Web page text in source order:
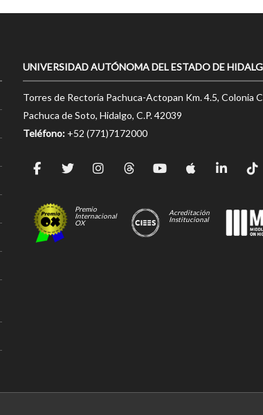
UNIVERSIDAD AUTÓNOMA DEL ESTADO DE
Torres de Rectoría Pachuca-Actopan Km. 4.5, Colonia
Pachuca de Soto, Hidalgo, C.P. 42039
Teléfono: +52 (771)7172000
Premio
Internacional
OX
Acreditación
Institucional